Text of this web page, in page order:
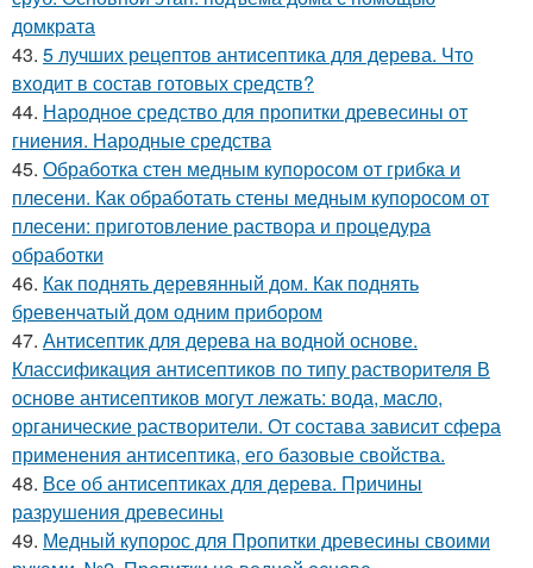
домкрата
43. 5 лучших рецептов антисептика для дерева. Что
входит в состав готовых средств?
44. Народное средство для пропитки древесины от
гниения. Народные средства
45. Обработка стен медным купоросом от грибка и
плесени. Как обработать стены медным купоросом от
плесени: приготовление раствора и процедура
обработки
46. Как поднять деревянный дом. Как поднять
бревенчатый дом одним прибором
47. Антисептик для дерева на водной основе.
Классификация антисептиков по типу растворителя В
основе антисептиков могут лежать: вода, масло,
органические растворители. От состава зависит сфера
применения антисептика, его базовые свойства.
48. Все об антисептиках для дерева. Причины
разрушения древесины
49. Медный купорос для Пропитки древесины своими